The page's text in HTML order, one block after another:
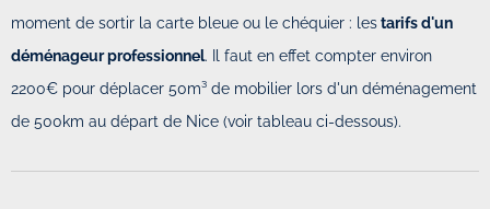
moment de sortir la carte bleue ou le chéquier : lestarifs d'un
déménageur professionnel. Il faut en effet compter environ
2200€ pour déplacer 50m³ de mobilier lors d'un déménagement
de 500km au départ de Nice (voir tableau ci-dessous).